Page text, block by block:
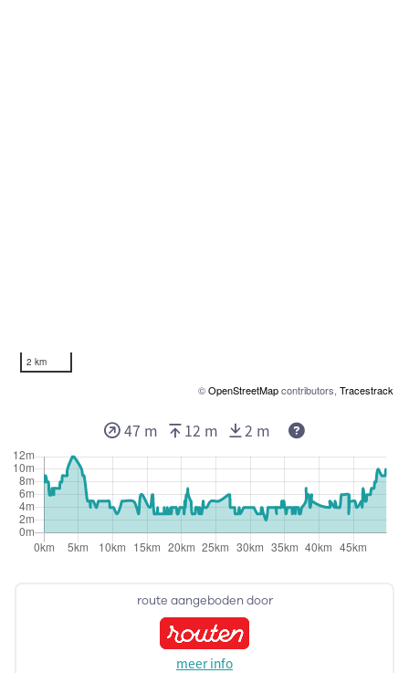
2 km
©OpenStreetMapcontributors, Tracestrack
route aangeboden door
meer info
47 m 12 m 2 m